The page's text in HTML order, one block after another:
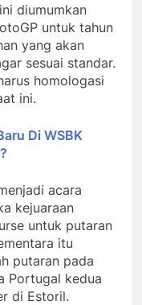
diumumkan
untuk tahun
yang akan
sesuai standar.
homologasi
ini.
Di WSBK
acara
kejuaraan
untuk putaran
itu
putaran pada
Portugal kedua
di Estoril.